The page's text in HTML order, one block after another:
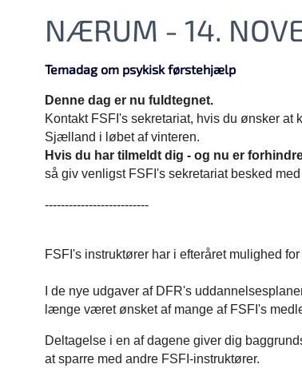
NÆRUM - 14.
Temadag om psykisk førstehjælp
Denne dag er nu fuldtegnet.
Kontakt FSFI's sekretariat, hvis du ønsker
Sjælland i løbet af vinteren.
Hvis du har tilmeldt dig - og nu er
så giv venligst FSFI's sekretariat besked
--------------------------
FSFI's instruktører har i efteråret mulighed
I de nye udgaver af DFR's
længe været ønsket af mange af FSFI's
Deltagelse i en af dagene giver dig
at sparre med andre FSFI-instruktører.